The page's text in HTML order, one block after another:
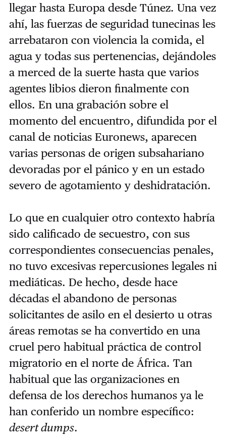
llegar hasta Europa desde Túnez. Una vez
ahí, las fuerzas de seguridad tunecinas les
arrebataron con violencia la comida, el
agua y todas sus pertenencias, dejándoles
a merced de la suerte hasta que varios
agentes libios dieron finalmente con
ellos. En una grabación sobre el
momento del encuentro, difundida por el
canal de noticias Euronews, aparecen
varias personas de origen subsahariano
devoradas por el pánico y en un estado
severo de agotamiento y deshidratación.
Lo que en cualquier otro contexto habría
sido calificado de secuestro, con sus
correspondientes consecuencias penales,
no tuvo excesivas repercusiones legales ni
mediáticas. De hecho, desde hace
décadas el abandono de personas
solicitantes de asilo en el desierto u otras
áreas remotas se ha convertido en una
cruel pero habitual práctica de control
migratorio en el norte de África. Tan
habitual que las organizaciones en
defensa de los derechos humanos ya le
han conferido un nombre específico:
desert dumps.